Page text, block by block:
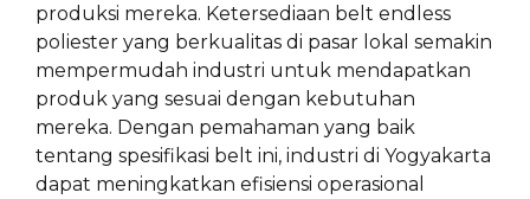
produksi mereka. Ketersediaan belt endless
poliester yang berkualitas di pasar lokal semakin
mempermudah industri untuk mendapatkan
produk yang sesuai dengan kebutuhan
mereka. Dengan pemahaman yang baik
tentang spesifikasi belt ini, industri di Yogyakarta
dapat meningkatkan efisiensi operasional